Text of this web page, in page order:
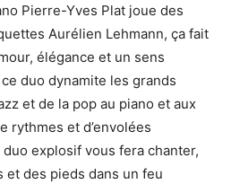
Pierre-Yves Plat joue des
Aurélien Lehmann, ça fait
élégance et un sens
duo dynamite les grands
et de la pop au piano et aux
rythmes et d’envolées
explosif vous fera chanter,
et des pieds dans un feu